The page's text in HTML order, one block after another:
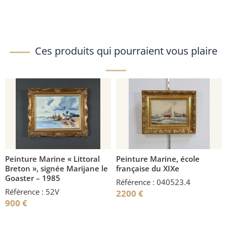
Ces produits qui pourraient vous plaire
Peinture Marine « Littoral
Breton », signée Marijane le
Goaster – 1985
Référence : 52V
900 €
Peinture Marine, école
française du XIXe
Référence : 040523.4
2200 €